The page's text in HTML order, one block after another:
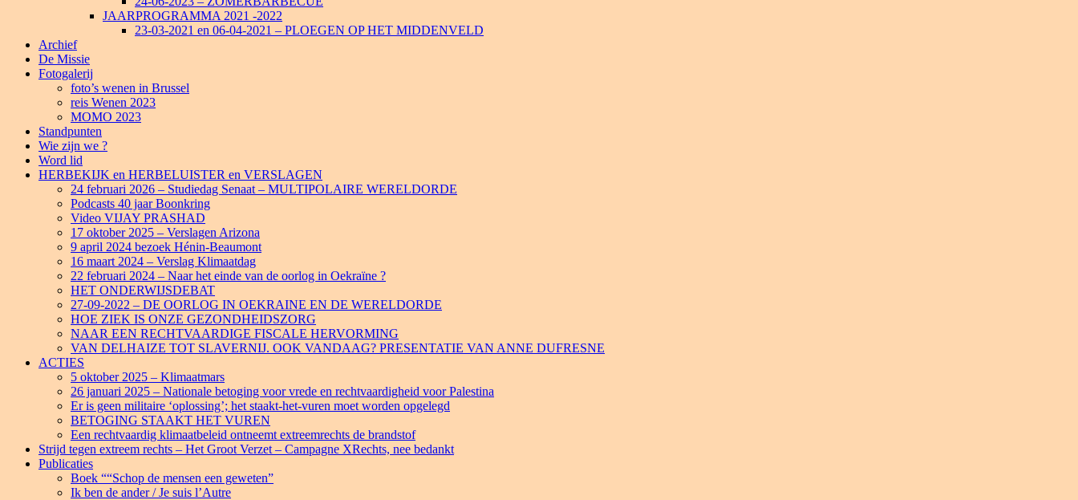
JAARPROGRAMMA 2021 -2022
23-03-2021 en 06-04-2021 – PLOEGEN OP HET MIDDENVELD
Archief
De Missie
Fotogalerij
foto’s wenen in Brussel
reis Wenen 2023
MOMO 2023
Standpunten
Wie zijn we ?
Word lid
HERBEKIJK en HERBELUISTER en VERSLAGEN
24 februari 2026 – Studiedag Senaat – MULTIPOLAIRE WERELDORDE
Podcasts 40 jaar Boonkring
Video VIJAY PRASHAD
17 oktober 2025 – Verslagen Arizona
9 april 2024 bezoek Hénin-Beaumont
16 maart 2024 – Verslag Klimaatdag
22 februari 2024 – Naar het einde van de oorlog in Oekraïne ?
HET ONDERWIJSDEBAT
27-09-2022 – DE OORLOG IN OEKRAINE EN DE WERELDORDE
HOE ZIEK IS ONZE GEZONDHEIDSZORG
NAAR EEN RECHTVAARDIGE FISCALE HERVORMING
VAN DELHAIZE TOT SLAVERNIJ. OOK VANDAAG? PRESENTATIE VAN ANNE DUFRESNE
ACTIES
5 oktober 2025 – Klimaatmars
26 januari 2025 – Nationale betoging voor vrede en rechtvaardigheid voor Palestina
Er is geen militaire ‘oplossing’; het staakt-het-vuren moet worden opgelegd
BETOGING STAAKT HET VUREN
Een rechtvaardig klimaatbeleid ontneemt extreemrechts de brandstof
Strijd tegen extreem rechts – Het Groot Verzet – Campagne XRechts, nee bedankt
Publicaties
Boek ““Schop de mensen een geweten”
Ik ben de ander / Je suis l’Autre